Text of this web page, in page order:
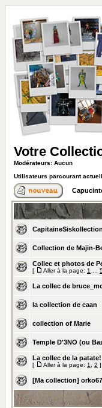
Votre
Modérateurs: Aucun
Utilisateurs parcourant
Collection de Majin-
Collec et photos de
[ Aller à la page: 1
La collec de
la collection de caan
collection of Marie
Temple D'3NO (ou
La collec de la patate!
[ Aller à la page: 1 2 ]
[Ma collection] orko67